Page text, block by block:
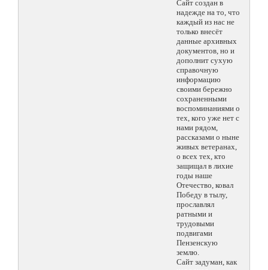
Сайт создан в
надежде на то, что
каждый из нас не
только внесёт
данные архивных
документов, но и
дополнит сухую
справочную
информацию
своими бережно
сохраненными
воспоминаниями о
тех, кого уже нет с
нами рядом,
рассказами о ныне
живых ветеранах,
о всех тех, кто
защищал в лихие
годы наше
Отечество, ковал
Победу в тылу,
прославлял
ратными и
трудовыми
подвигами
Пензенскую
землю.
Сайт задуман, как